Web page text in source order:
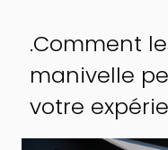
.Comment
manivelle
votre